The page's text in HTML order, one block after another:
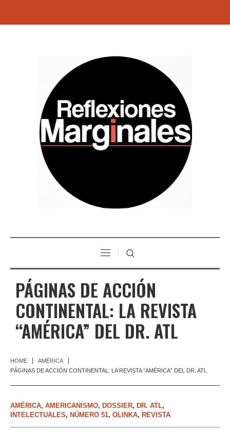
PÁGINAS DE ACCIÓN
CONTINENTAL: LA REVISTA
“AMÉRICA” DEL DR. ATL
HOME
AMÉRICA
PÁGINAS DE ACCIÓN CONTINENTAL: LA REVISTA “AMÉRICA” DEL DR. ATL
AMÉRICA, AMERICANISMO, DOSSIER, DR. ATL,
INTELECTUALES, NÚMERO 51, OLINKA, REVISTA